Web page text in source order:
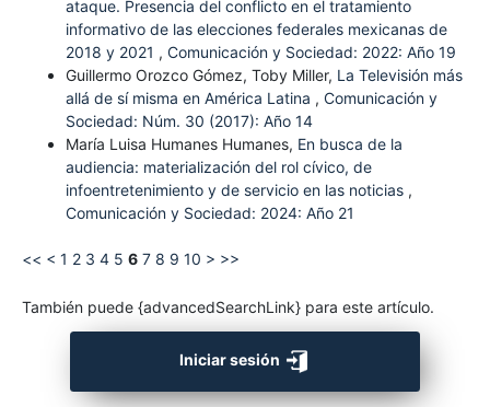
ataque. Presencia del conflicto en el tratamiento
informativo de las elecciones federales mexicanas de
2018 y 2021 , Comunicación y Sociedad: 2022: Año 19
Guillermo Orozco Gómez, Toby Miller, La Televisión más
allá de sí misma en América Latina , Comunicación y
Sociedad: Núm. 30 (2017): Año 14
María Luisa Humanes Humanes, En busca de la
audiencia: materialización del rol cívico, de
infoentretenimiento y de servicio en las noticias ,
Comunicación y Sociedad: 2024: Año 21
<< < 1 2 3 4 5 6 7 8 9 10 > >>
También puede {advancedSearchLink} para este artículo.
Iniciar sesión